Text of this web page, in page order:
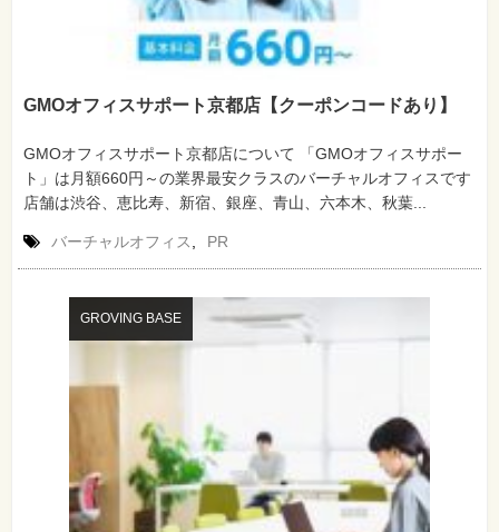
GMOオフィスサポート京都店【クーポンコードあり】
GMOオフィスサポート京都店について 「GMOオフィスサポー
ト」は月額660円～の業界最安クラスのバーチャルオフィスです
店舗は渋谷、恵比寿、新宿、銀座、青山、六本木、秋葉...
バーチャルオフィス PR
GROVING BASE